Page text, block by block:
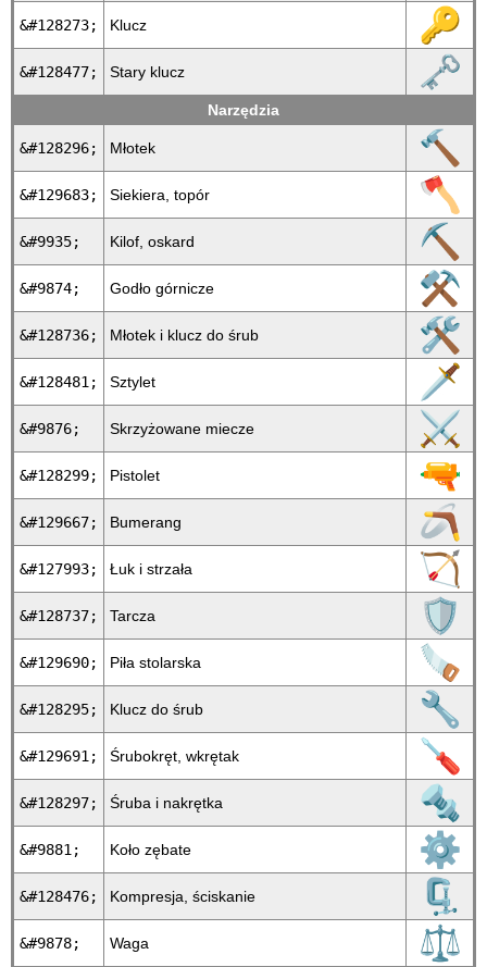
&#128273; Klucz 🔑
&#128477; Stary klucz 🗝
Narzędzia
&#128296; Młotek 🔨
&#129683; Siekiera, topór 🪓
&#9935; Kilof, oskard ⛏
&#9874; Godło górnicze ⚒
&#128736; Młotek i klucz do śrub 🛠
&#128481; Sztylet 🗡
&#9876; Skrzyżowane miecze ⚔
&#128299; Pistolet 🔫
&#129667; Bumerang 🪃
&#127993; Łuk i strzała 🏹
&#128737; Tarcza 🛡
&#129690; Piła stolarska 🪚
&#128295; Klucz do śrub 🔧
&#129691; Śrubokręt, wkrętak 🪛
&#128297; Śruba i nakrętka 🔩
&#9881; Koło zębate ⚙
&#128476; Kompresja, ściskanie 🗜
&#9878; Waga ⚖